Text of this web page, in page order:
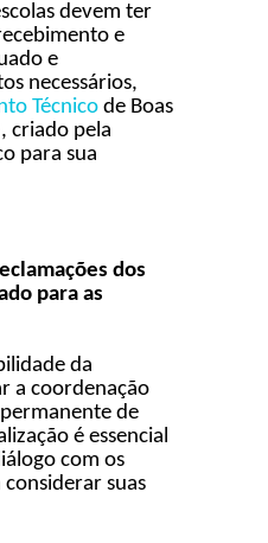
devem ter
e
e
necessários,
Técnicode Boas
criado pela
para sua
dos
para as
da
a coordenação
de
é essencial
com os
suas